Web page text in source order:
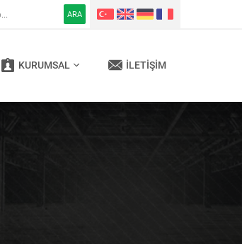
ARA
KURUMSAL İLETIŞIM